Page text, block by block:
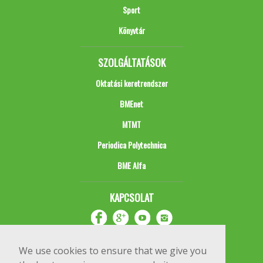
We use cookies to ensure that we give you
Sport
Könyvtár
SZOLGÁLTATÁSOK
Oktatási keretrendszer
BMEnet
MTMT
Periodica Polytechnica
BME Alfa
KAPCSOLAT